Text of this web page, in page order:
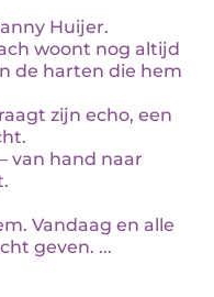
Huijer.
woont nog altijd
de harten die hem
zijn echo, een
van hand naar
Vandaag en alle
geven. ...